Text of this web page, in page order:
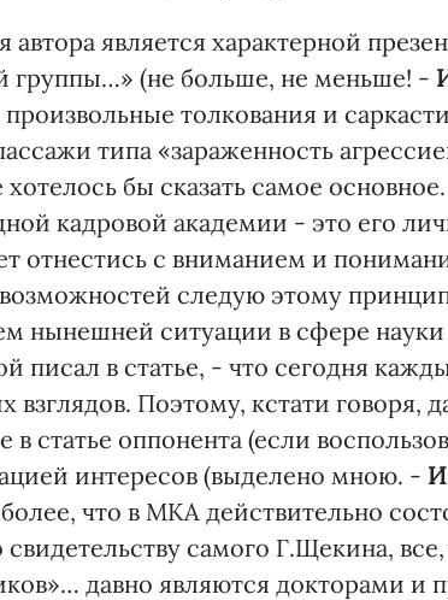
автора является характерной
группы…» (не больше, не меньше! -
толкования и
типа «зараженность
бы сказать самое
кадровой академии - это его
отнестись с вниманием и
следую этому
нынешней ситуации в сфере
писал в статье, - что сегодня
Поэтому, кстати говоря,
в статье оппонента (если
интересов (выделено мною. -
что в МКА действительно
самого Г.Щекина,
давно являются докторами и